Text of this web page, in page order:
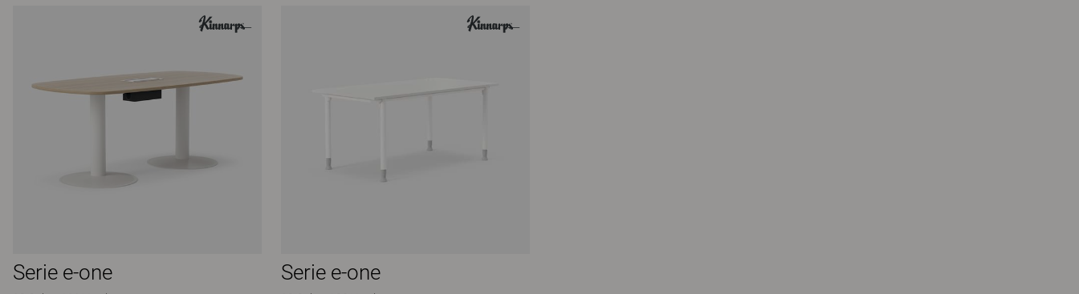
Serie e-one Serie e-one